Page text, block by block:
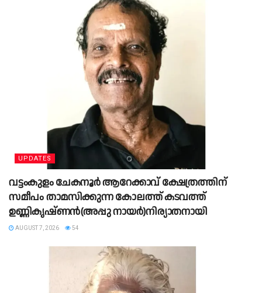
UPDATES
വട്ടംകുളം ചേകനൂർ ആറേക്കാവ് ക്ഷേത്രത്തിന്
സമീപം താമസിക്കുന്ന കോലത്ത് കടവത്ത്
ഉണ്ണികൃഷ്ണൻ(അപ്പു നായർ)നിര്യാതനായി
AUGUST 7, 2026 54